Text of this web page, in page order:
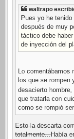
waltrapo
Pues yo he tenido
después de muy
táctico debe
de inyección del
Lo
los que se rompen
desacierto
que tratarla con
como se rompió
Esto la descarta
totalmente...Había